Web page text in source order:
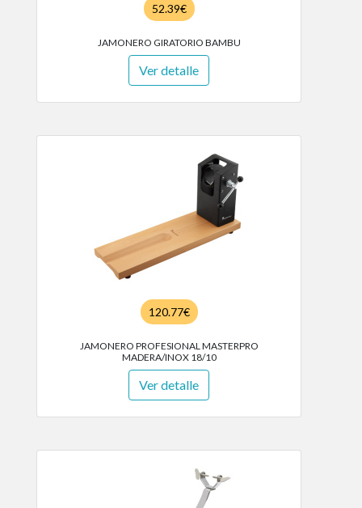
52.39€
JAMONERO GIRATORIO BAMBU
Ver detalle
120.77€
JAMONERO PROFESIONAL MASTERPRO
MADERA/INOX 18/10
Ver detalle